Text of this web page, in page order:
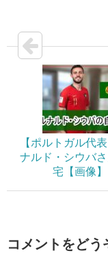
【ポルトガル代
ナルド・シウバ
宅【画像】
コメントをどう